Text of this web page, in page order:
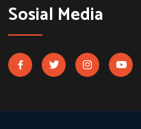
Sosial Media